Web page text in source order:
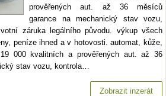
prověřených aut. až 36 měsíců
garance na mechanický stav vozu,
záruka legálního původu. výkup všech
peníze ihned a v hotovosti. automat, kůže,
000 kvalitních a prověřených aut. až 36
stav vozu, kontrola…
Zobrazit inzerát